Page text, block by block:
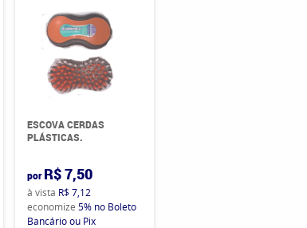
ESCOVA CERDAS
PLÁSTICAS.
por R$ 7,50
à vista R$ 7,12
economize5% no Boleto
Bancário ou Pix